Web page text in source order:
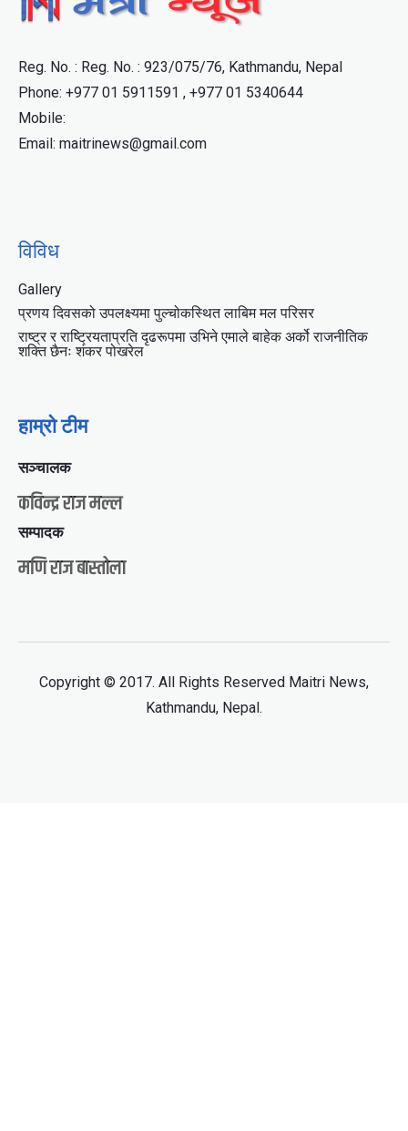
Reg. No. : Reg. No. : 923/075/76, Kathmandu, Nepal
Phone: +977 01 5911591 , +977 01 5340644
Mobile:
Email: maitrinews@gmail.com
विविध
Gallery
प्रणय दिवसको उपलक्ष्यमा पुल्चोकस्थित लाबिम मल परिसर
राष्ट्र र राष्ट्रियताप्रति दृढरूपमा उभिने एमाले बाहेक अर्को राजनीतिक
शक्ति छैनः शंकर पोखरेल
हाम्रो टीम
सञ्चालक
कविन्द्र राज मल्ल
सम्पादक
मणि राज बास्तोला
Copyright © 2017. All Rights Reserved Maitri News,
Kathmandu, Nepal.